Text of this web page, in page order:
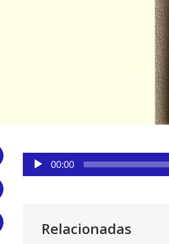
Facebook
WhatsApp
Reproductor
audio
00:00
Relacionadas